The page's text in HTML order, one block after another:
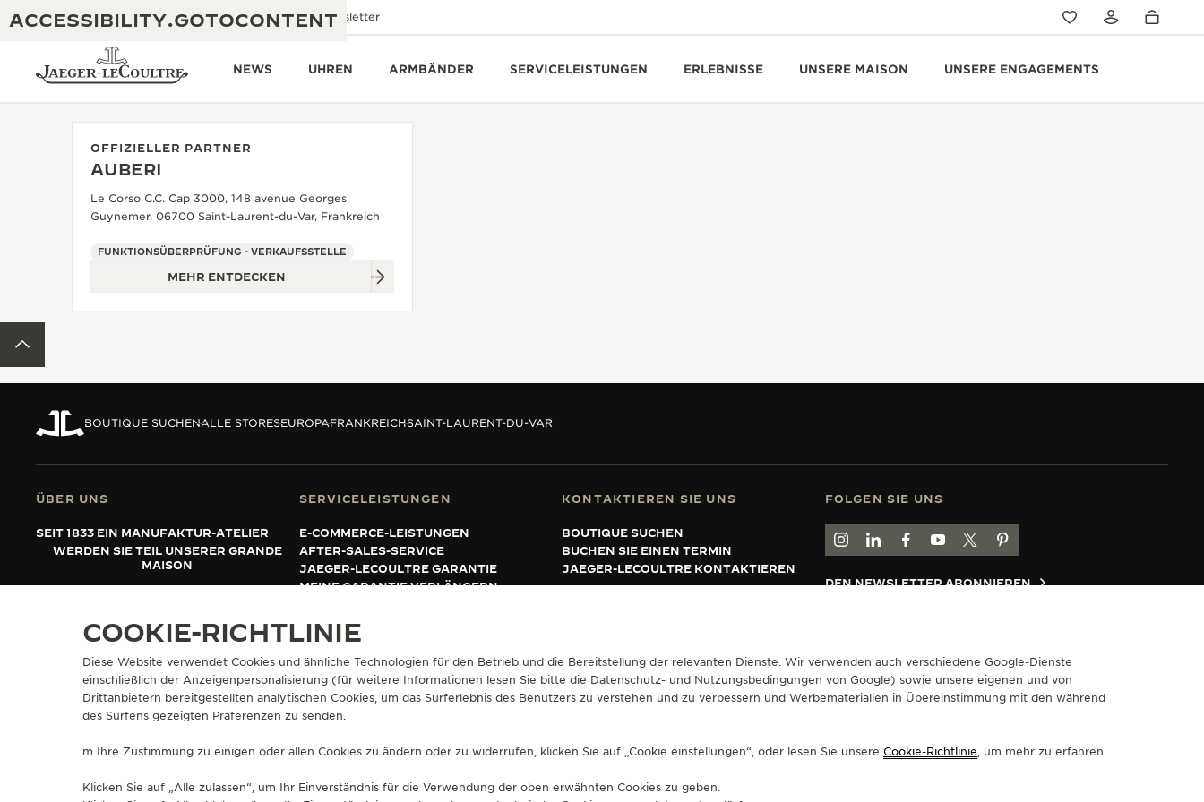
ACCESSIBILITY.GOTOCONTENT
E-Mail an uns Boutiquen Newsletter
NEWS UHREN ARMBÄNDER SERVICELEISTUNGEN ERLEBNISSE UNSERE MAISON UNSERE ENGAGEMENTS
DAS REVERSO 1931 CAFÉ
DIE AUSSTELLUNG „THE PERPETUAL
ALLE VERANSTALTUNGEN
EXZELLENZ: MEHR ALS 190 JAHRE EXPERTISE
RAFFINESSE: MEHR ALS 1.400 KALIBER
MEISTERLEISTUNG: 108 KUNSTHANDWERKE
OFFIZIELLER PARTNER
AUBERI
Le Corso C.C. Cap 3000, 148 avenue Georges
Guynemer, 06700 Saint-Laurent-du-Var, Frankreich
FUNKTIONSÜBERPRÜFUNG - VERKAUFSSTELLE
MEHR ENTDECKEN
BOUTIQUE SUCHENALLE STORESEUROPAFRANKREICHSAINT-LAURENT-DU-VAR
ÜBER UNS
SEIT 1833 EIN MANUFAKTUR-ATELIER
WERDEN SIE TEIL UNSERER GRANDE
MAISON
SERVICELEISTUNGEN
E-COMMERCE-LEISTUNGEN
AFTER-SALES-SERVICE
JAEGER-LECOULTRE GARANTIE
MEINE GARANTIE VERLÄNGERN
KONTAKTIEREN SIE UNS
BOUTIQUE SUCHEN
BUCHEN SIE EINEN TERMIN
JAEGER-LECOULTRE KONTAKTIEREN
FOLGEN SIE UNS
GEHEN SIE ZUR INSTAGRAM-SEITE VON JAEGER-
GEHEN SIE ZUR LINKEDIN-SEITE VON JAEGER-
BESUCHEN SIE DIE FACEBOOK-SEITE VON
GEHEN SIE ZUR YOUTUBE-SEITE VON
RUFEN SIE DIE TWITTER-SEITE VON
GEHEN SIE ZUR PINTEREST-
DEN NEWSLETTER ABONNIEREN
DATENSCHUTZRICHTLINIENUTZUNGSBEDINGUNGENVERKAUFSBEDINGUNGENCOOKIE-RICHTLINIEERKLÄRUNG ZUR BARRIEREFREIHEIT – WCAGMEINE ZUGÄNGLICHKEIT VERWALTEN
WIDERRUFSFORMULAR
COPYRIGHT JAEGER-LECOULTRE 2026
VERSION 102.34.2
COOKIE-RICHTLINIE
Diese Website verwendet Cookies und ähnliche Technologien für den Betrieb und die Bereitstellung der relevanten Dienste. Wir verwenden auch verschiedene Google-Dienste
einschließlich der Anzeigenpersonalisierung (für weitere Informationen lesen Sie bitte die Datenschutz- und Nutzungsbedingungen von Google) sowie unsere eigenen und von
Drittanbietern bereitgestellten analytischen Cookies, um das Surferlebnis des Benutzers zu verstehen und zu verbessern und Werbematerialien in Übereinstimmung mit den während
des Surfens gezeigten Präferenzen zu senden.
m Ihre Zustimmung zu einigen oder allen Cookies zu ändern oder zu widerrufen, klicken Sie auf „Cookie einstellungen“, oder lesen Sie unsere Cookie-Richtlinie, um mehr zu erfahren.
Klicken Sie auf „Alle zulassen“, um Ihr Einverständnis für die Verwendung der oben erwähnten Cookies zu geben.